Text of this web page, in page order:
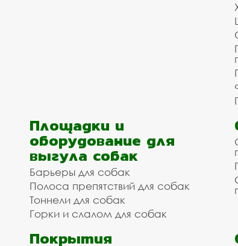
Площадки и
оборудование для
выгула собак
Барьеры для собак
Полоса препятствий для собак
Тоннели для собак
Горки и слалом для собак
Покрытия